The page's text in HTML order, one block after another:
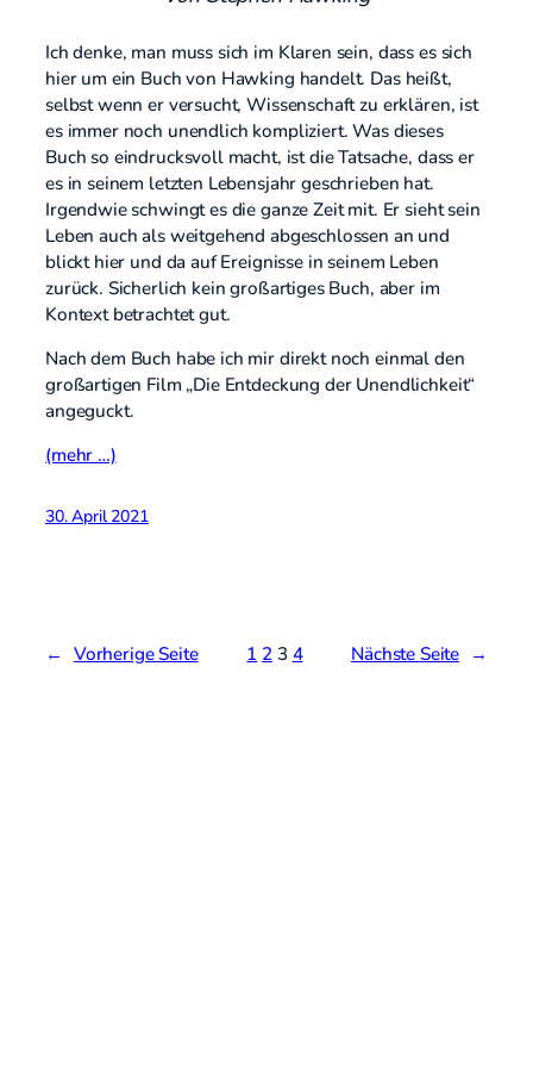
Ich denke, man muss sich im Klaren sein, dass es sich
hier um ein Buch von Hawking handelt. Das heißt,
selbst wenn er versucht, Wissenschaft zu erklären, ist
es immer noch unendlich kompliziert. Was dieses
Buch so eindrucksvoll macht, ist die Tatsache, dass er
es in seinem letzten Lebensjahr geschrieben hat.
Irgendwie schwingt es die ganze Zeit mit. Er sieht sein
Leben auch als weitgehend abgeschlossen an und
blickt hier und da auf Ereignisse in seinem Leben
zurück. Sicherlich kein großartiges Buch, aber im
Kontext betrachtet gut.
Nach dem Buch habe ich mir direkt noch einmal den
großartigen Film „Die Entdeckung der Unendlichkeit“
angeguckt.
(mehr …)
30. April 2021
← Vorherige Seite 1 2 3 4 Nächste Seite →